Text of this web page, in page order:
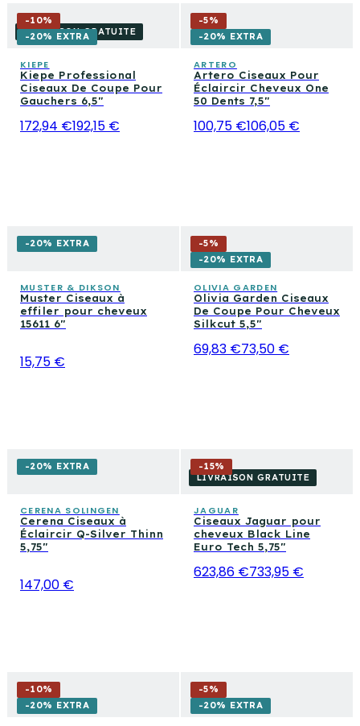
-10%
-20% EXTRA
LIVRAISON GRATUITE
KIEPE
Kiepe Professional
Ciseaux De Coupe Pour
Gauchers 6,5″
172,94 €192,15 €
-5%
-20% EXTRA
ARTERO
Artero Ciseaux Pour
Éclaircir Cheveux One
50 Dents 7,5″
100,75 €106,05 €
-20% EXTRA
MUSTER & DIKSON
Muster Ciseaux à
effiler pour cheveux
15611 6"
15,75 €
-5%
-20% EXTRA
OLIVIA GARDEN
Olivia Garden Ciseaux
De Coupe Pour Cheveux
Silkcut 5,5"
69,83 €73,50 €
-20% EXTRA
CERENA SOLINGEN
Cerena Ciseaux à
Éclaircir Q-Silver Thinn
5,75"
147,00 €
-15%
LIVRAISON GRATUITE
JAGUAR
Ciseaux Jaguar pour
cheveux Black Line
Euro Tech 5,75"
623,86 €733,95 €
-10%
-20% EXTRA
-5%
-20% EXTRA